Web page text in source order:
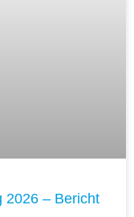
2026 – Bericht